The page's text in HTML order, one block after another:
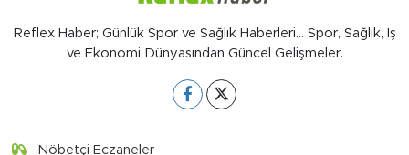
Reflex Haber; Günlük Spor ve Sağlık Haberleri... Spor, Sağlık, İş
ve Ekonomi Dünyasından Güncel Gelişmeler.
Nöbetçi Eczaneler